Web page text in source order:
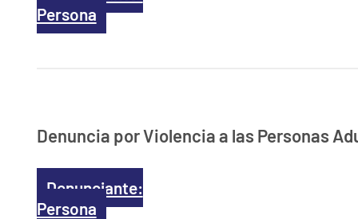
Persona
Denuncia por Violencia a las Personas
Denunciante:
Persona